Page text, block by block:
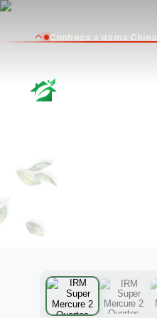
Conheça a gama China